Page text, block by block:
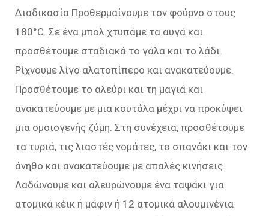
Διαδικασία Προθερμαίνουμε τον φούρνο στους
180°C. Σε ένα μπολ χτυπάμε τα αυγά και
προσθέτουμε σταδιακά το γάλα και το λάδι.
Ρίχνουμε λίγο αλατοπίπερο και ανακατεύουμε.
Προσθέτουμε το αλεύρι και τη μαγιά και
ανακατεύουμε με μια κουτάλα μέχρι να προκύψει
μια ομοιογενής ζύμη. Στη συνέχεια, προσθέτουμε
τα τυριά, τις λιαστές νομάτες, το σπανάκι και τον
άνηθο και ανακατεύουμε με απαλές κινήσεις.
Λαδώνουμε και αλευρώνουμε ένα ταψάκι για
ατομικά κέικ ή μάφιν ή 12 ατομικά αλουμινένια